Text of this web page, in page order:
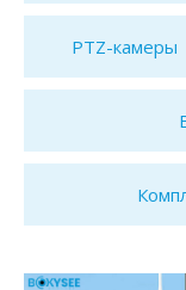
PTZ-камеры